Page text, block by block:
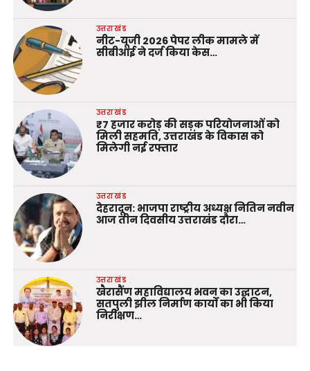
उत्तराखंड
नीट-यूजी 2026 पेपर लीक मामले में
सीबीआई ने दर्ज किया केस…
उत्तराखंड
₹7 हजार करोड़ की सड़क परियोजनाओं को
मिली सहमति, उत्तराखंड के विकास को
मिलेगी नई रफ्तार
उत्तराखंड
देहरादून: भाजपा राष्ट्रीय अध्यक्ष नितिन नवीन
आज तीन दिवसीय उत्तराखंड दौरा…
उत्तराखंड
खैरासैंण महाविद्यालय भवन का उद्घाटन,
सतपुली झील निर्माण कार्यों का भी किया
निरीक्षण…